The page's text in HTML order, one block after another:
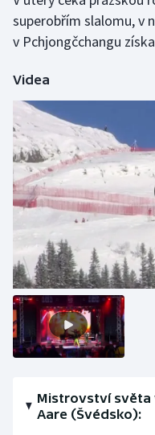
Short track
Sportovní střelba
Stolní tenis
Triatlon
Veslování
Vodní slalom
Volejbal
Ostatní
superobřím slalomu, v
v Pchjongčchangu
Videa
Mistrovství světa
Aare (Švédsko):